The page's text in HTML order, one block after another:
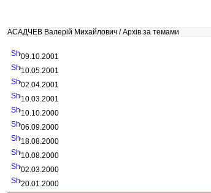
АСАДЧЕВ Валерій Михайлович / Архів за темами
09.10.2001
10.05.2001
02.04.2001
10.03.2001
10.10.2000
06.09.2000
18.08.2000
10.08.2000
02.03.2000
20.01.2000